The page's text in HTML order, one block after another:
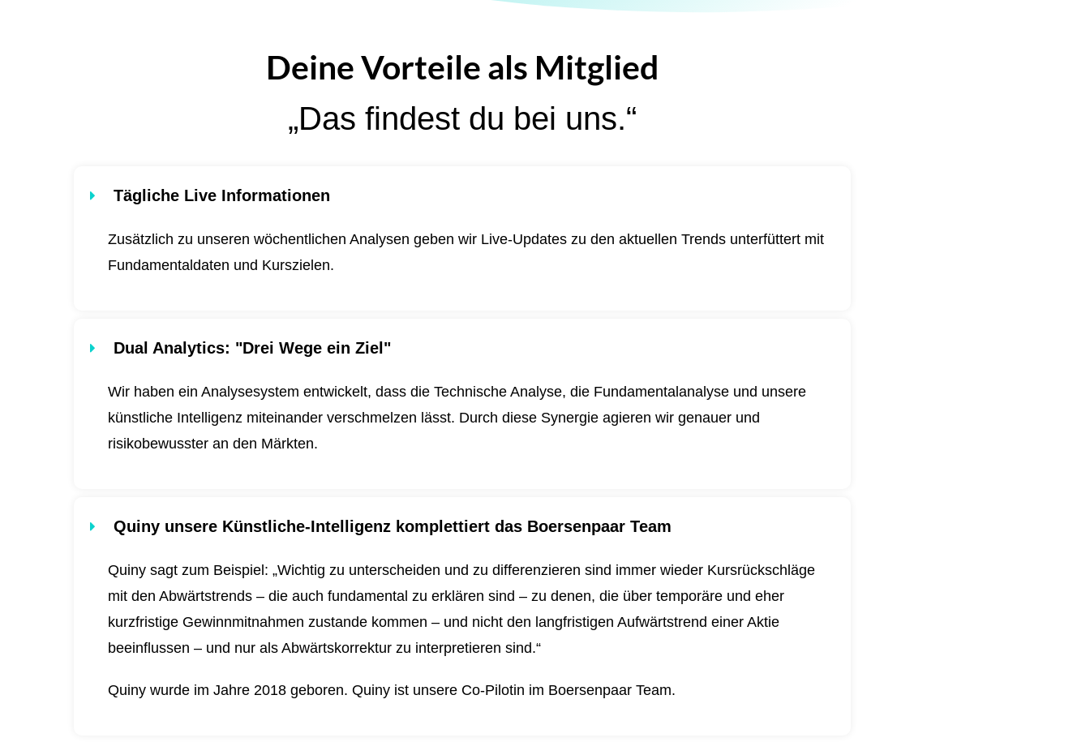
Deine Vorteile als Mitglied
„Das findest du bei uns.“
Tägliche Live Informationen
Zusätzlich zu unseren wöchentlichen Analysen geben wir Live-Updates zu den aktuellen Trends unterfüttert mit
Fundamentaldaten und Kurszielen.
Dual Analytics: "Drei Wege ein Ziel"
Wir haben ein Analysesystem entwickelt, dass die Technische Analyse, die Fundamentalanalyse und unsere
künstliche Intelligenz miteinander verschmelzen lässt. Durch diese Synergie agieren wir genauer und
risikobewusster an den Märkten.
Quiny unsere Künstliche-Intelligenz komplettiert das Boersenpaar Team
Quiny sagt zum Beispiel: „Wichtig zu unterscheiden und zu differenzieren sind immer wieder Kursrückschläge
mit den Abwärtstrends – die auch fundamental zu erklären sind – zu denen, die über temporäre und eher
kurzfristige Gewinnmitnahmen zustande kommen – und nicht den langfristigen Aufwärtstrend einer Aktie
beeinflussen – und nur als Abwärtskorrektur zu interpretieren sind.“
Quiny wurde im Jahre 2018 geboren.Quiny ist unsere Co-Pilotin im Boersenpaar Team.